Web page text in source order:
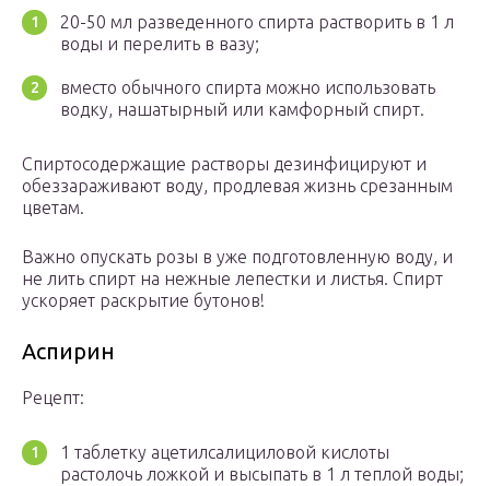
20-50 мл разведенного спирта растворить в 1 л
воды и перелить в вазу;
вместо обычного спирта можно использовать
водку, нашатырный или камфорный спирт.
Спиртосодержащие растворы дезинфицируют и
обеззараживают воду, продлевая жизнь срезанным
цветам.
Важно опускать розы в уже подготовленную воду, и
не лить спирт на нежные лепестки и листья. Спирт
ускоряет раскрытие бутонов!
Аспирин
Рецепт:
1 таблетку ацетилсалициловой кислоты
растолочь ложкой и высыпать в 1 л теплой воды;